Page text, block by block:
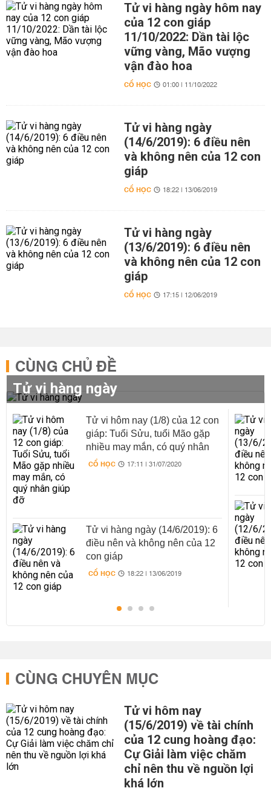
Tử vi hàng ngày hôm nay
của 12 con giáp
11/10/2022: Dần tài lộc
vững vàng, Mão vượng
vận đào hoa
CỔ HỌC 01:00 | 11/10/2022
Tử vi hàng ngày
(14/6/2019): 6 điều nên
và không nên của 12 con
giáp
CỔ HỌC 18:22 | 13/06/2019
Tử vi hàng ngày
(13/6/2019): 6 điều nên
và không nên của 12 con
giáp
CỔ HỌC 17:15 | 12/06/2019
CÙNG CHỦ ĐỀ
Tử vi hàng ngày
Tử vi hôm nay (1/8) của 12 con
giáp: Tuổi Sửu, tuổi Mão gặp
nhiều may mắn, có quý nhân
giúp đỡ
CỔ HỌC 17:11 | 31/07/2020
Tử vi hàng ngày (14/6/2019): 6
điều nên và không nên của 12
con giáp
CỔ HỌC 18:22 | 13/06/2019
CÙNG CHUYÊN MỤC
Tử vi hôm nay
(15/6/2019) về tài chính
của 12 cung hoàng đạo:
Cự Giải làm việc chăm
chỉ nên thu về nguồn lợi
khá lớn